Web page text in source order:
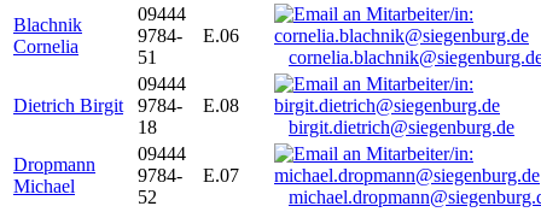
Blachnik
Cornelia
09444
9784-
51
E.06
Dietrich Birgit
09444
9784-
18
E.08
birgit.dietrich@siegenburg.de
Dropmann
Michael
09444
9784-
52
E.07